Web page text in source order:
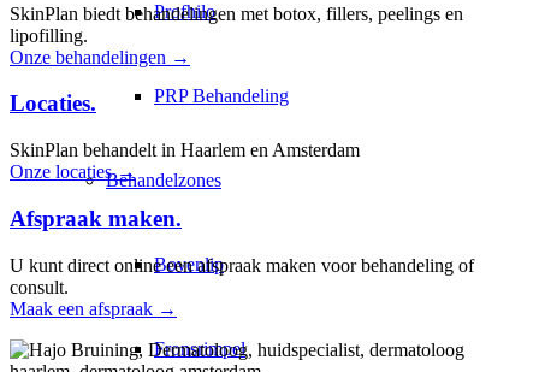
Profhilo
PRP Behandeling
Behandelzones
Bovenlip
Fronsrimpel
SkinPlan biedt behandelingen met botox, fillers, peelings en
lipofilling.
Onze behandelingen →
Locaties.
SkinPlan behandelt in Haarlem en Amsterdam
Onze locaties →
Afspraak maken.
U kunt direct online een afspraak maken voor behandeling of
consult.
Maak een afspraak →